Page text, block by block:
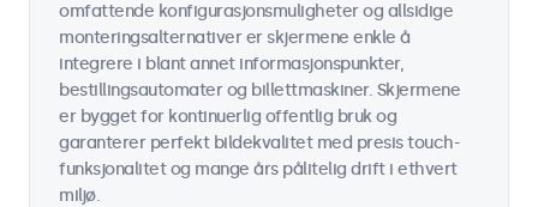
omfattende konfigurasjonsmuligheter og allsidige
monteringsalternativer er skjermene enkle å
integrere i blant annet informasjonspunkter,
bestillingsautomater og billettmaskiner. Skjermene
er bygget for kontinuerlig offentlig bruk og
garanterer perfekt bildekvalitet med presis touch-
funksjonalitet og mange års pålitelig drift i ethvert
miljø.